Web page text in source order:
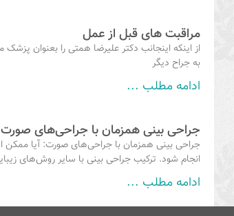
مراقبت های قبل از عمل
از اینکه اینجانب دکتر علیرضا همتی را بعنوان
به جراح دیگر
ادامه مطلب ...
جراحی بینی همزمان با جراحی‌های
جراحی بینی همزمان با جراحی‌های صورت: آیا ممکن
انجام شود. ترکیب جراحی بینی با سایر روش‌های
ادامه مطلب ...